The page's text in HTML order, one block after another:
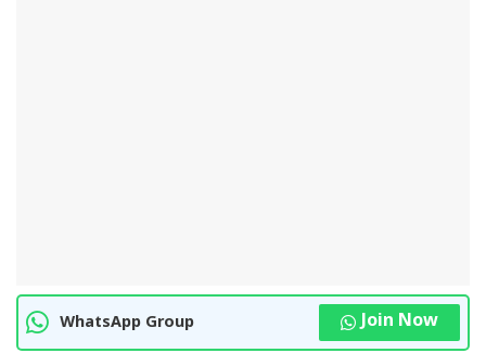
WhatsApp Group Join Now